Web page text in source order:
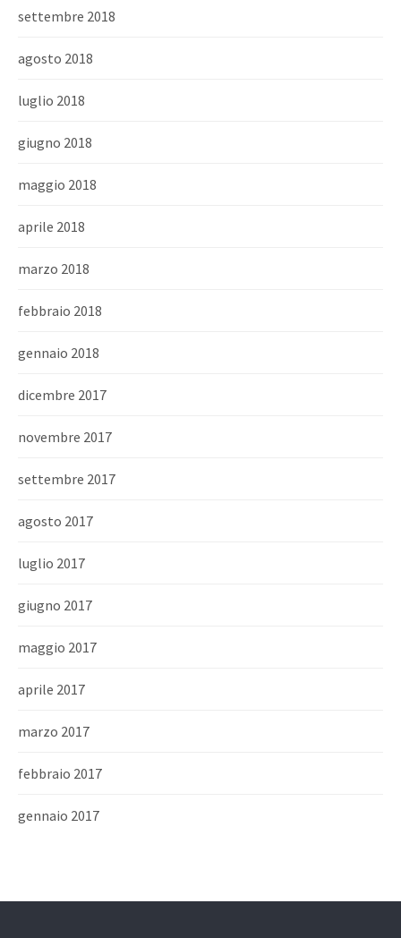
settembre 2018
agosto 2018
luglio 2018
giugno 2018
maggio 2018
aprile 2018
marzo 2018
febbraio 2018
gennaio 2018
dicembre 2017
novembre 2017
settembre 2017
agosto 2017
luglio 2017
giugno 2017
maggio 2017
aprile 2017
marzo 2017
febbraio 2017
gennaio 2017